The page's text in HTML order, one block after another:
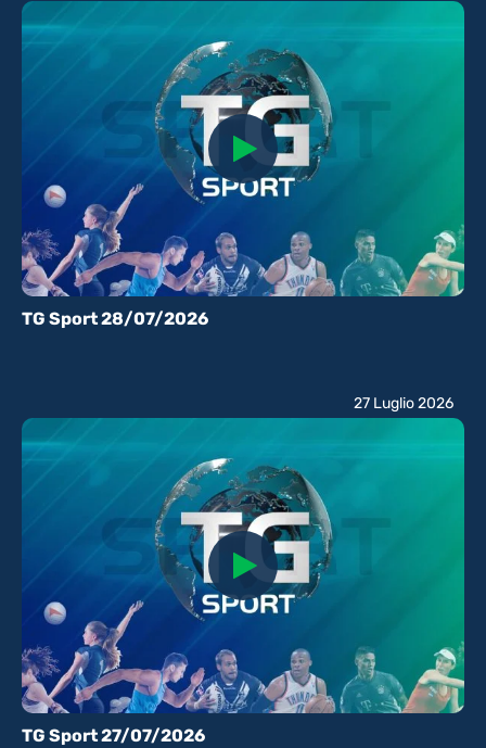
TG Sport 28/07/2026
TG Sport 27/07/2026
27 Luglio 2026